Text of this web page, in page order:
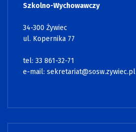
Szkolno-Wychowawczy
34-300 Żywiec
ul. Kopernika 77
tel: 33 861-32-71
e-mail: sekretariat@sosw.zywiec.pl